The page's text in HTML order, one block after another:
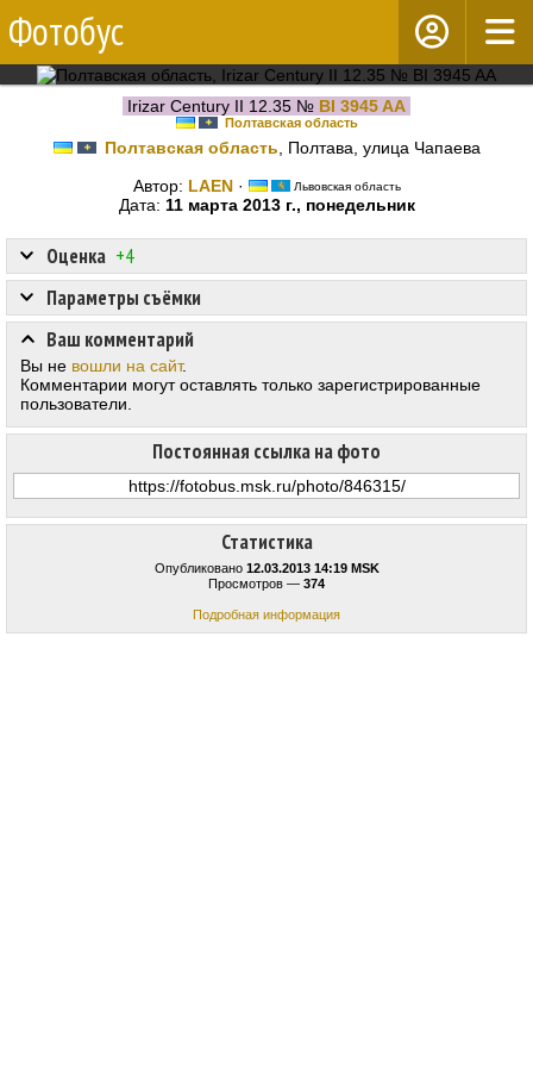
Фотобус
Irizar Century II 12.35 № BI 3945 AA
Полтавская область
Полтавская область , Полтава, улица Чапаева
Автор: LAEN· Львовская область
Дата: 11 марта 2013 г., понедельник
Статистика
Опубликовано 12.03.2013 14:19 MSK
Просмотров — 374
Подробная информация
Оценка +4
Постоянная ссылка на фото
Параметры съёмки
Ваш комментарий
Вы не вошли на сайт.
Комментарии могут оставлять только зарегистрированные
пользователи.